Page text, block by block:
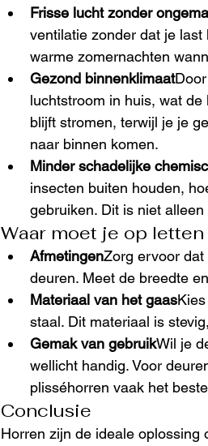
Frisse lucht zonder
ventilatie zonder dat je
warme zomernachten
Gezond binnenklimaat
luchtstroom in huis, wat
blijft stromen, terwijl je je
naar binnen komen.
Minder schadelijke
insecten buiten houden,
gebruiken. Dit is niet
Waar moet je op
AfmetingenZorg ervoor
deuren. Meet de breedte
Materiaal van het gaas
staal. Dit materiaal is
Gemak van gebruikWil je
wellicht handig. Voor
plisséhorren vaak het
Conclusie
Horren zijn de ideale